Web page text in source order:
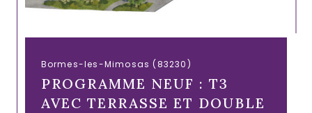
Bormes-les-Mimosas (83230)
PROGRAMME NEUF : T3
AVEC TERRASSE ET DOUBLE